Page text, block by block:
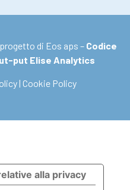
di Eos aps – Codice
put Elise Analytics
| Cookie Policy
alla privacy